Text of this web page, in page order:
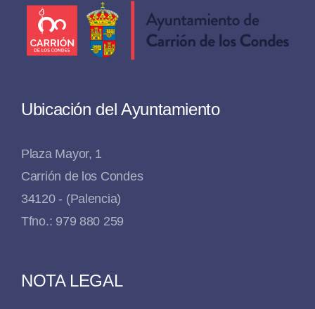
Ubicación del Ayuntamiento
Plaza Mayor, 1
Carrión de los Condes
34120 - (Palencia)
Tfno.: 979 880 259
NOTA LEGAL